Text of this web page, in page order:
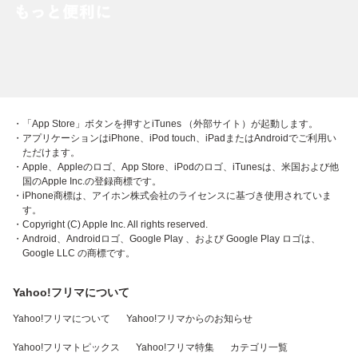
・「App Store」ボタンを押すとiTunes （外部サイト）が起動します。
・アプリケーションはiPhone、iPod touch、iPadまたはAndroidでご利用い
ただけます。
・Apple、Appleのロゴ、App Store、iPodのロゴ、iTunesは、米国および他
国のApple Inc.の登録商標です。
・iPhone商標は、アイホン株式会社のライセンスに基づき使用されていま
す。
・Copyright (C) Apple Inc. All rights reserved.
・Android、Androidロゴ、Google Play 、および Google Play ロゴは、
Google LLC の商標です。
Yahoo!フリマについて
Yahoo!フリマについて Yahoo!フリマからのお知らせ
Yahoo!フリマトピックス Yahoo!フリマ特集 カテゴリ一覧